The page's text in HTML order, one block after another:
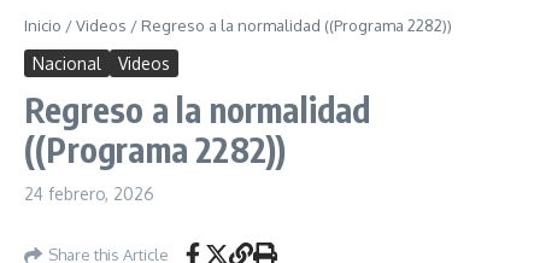
Inicio /Videos / Regreso a la normalidad ((Programa 2282))
Nacional Videos
Regreso a la normalidad
((Programa 2282))
24 febrero, 2026
Share this Article